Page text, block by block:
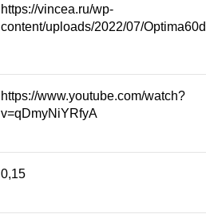
https://vincea.ru/wp-
content/uploads/2022/07/
https://www.youtube.com/watch?
v=qDmyNiYRfyA
0,15